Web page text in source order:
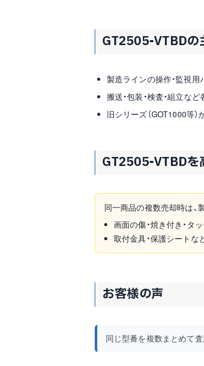
GT2505-VTBDの
製造ラインの操作・監視用
搬送・包装・検査・組立な
旧シリーズ（GOT1000等
GT2505-VTBDを
同一商品の複数売却時は、
画面の傷・焼き付き・タ
取付金具・保護シート
お客様の声
同じ型番を複数まとめて